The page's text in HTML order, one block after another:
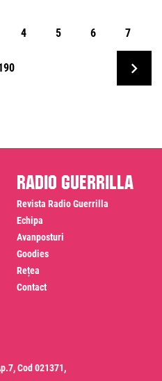
4 5 6 7
Radio Guerrilla
Revista Radio Guerrilla
Echipa
Avanposturi
Goodies
Rețea
Contact
Cod 021371,